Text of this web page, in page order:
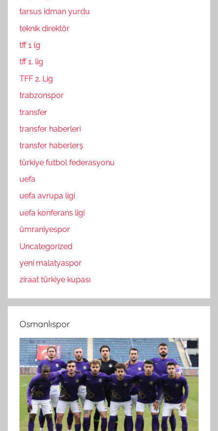
tarsus idman yurdu
teknik direktör
tff 1 lg
tff 1. lig
TFF 2. Lig
trabzonspor
transfer
transfer haberleri
transfer haberlerş
türkiye futbol federasyonu
uefa
uefa avrupa ligi
uefa konferans ligi
ümraniyespor
Uncategorized
yeni malatyaspor
ziraat türkiye kupası
Osmanlıspor